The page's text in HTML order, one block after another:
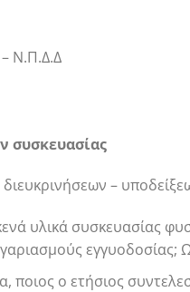
Ν.Π.Δ.Δ
συσκευασίας
–
υλικά συσκευασίας
εγγυοδοσίας;
ποιος ο ετήσιος